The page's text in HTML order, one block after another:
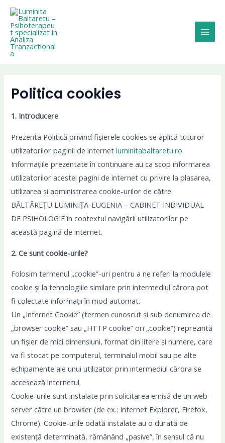
Skip
content
Politica cookies
1. Introducere
Prezenta Politică privind fișierele cookies se aplică tuturor
utilizatorilor paginii de internetluminitabaltaretu.ro.
Informațiile prezentate în continuare au ca scop informarea
utilizatorilor acestei pagini de internet cu privire la plasarea,
utilizarea și administrarea cookie-urilor de către
BĂLTĂREȚU LUMINIȚA-EUGENIA – CABINET INDIVIDUAL
DE PSIHOLOGIE în contextul navigării utilizatorilor pe
această pagină de internet.
2. Ce sunt cookie-urile?
Folosim termenul „cookie”-uri pentru a ne referi la modulele
cookie și la tehnologiile similare prin intermediul cărora pot
fi colectate informații în mod automat.
Un „Internet Cookie” (termen cunoscut și sub denumirea de
„browser cookie” sau „HTTP cookie” ori „cookie”) reprezintă
un fișier de mici dimensiuni, format din litere și numere, care
va fi stocat pe computerul, terminalul mobil sau pe alte
echipamente ale unui utilizator prin intermediul cărora se
accesează internetul.
Cookie-urile sunt instalate prin solicitarea emisă de un web-
server către un browser (de ex.: Internet Explorer, Firefox,
Chrome). Cookie-urile odată instalate au o durată de
existență determinată, rămânând „pasive”, în sensul că nu